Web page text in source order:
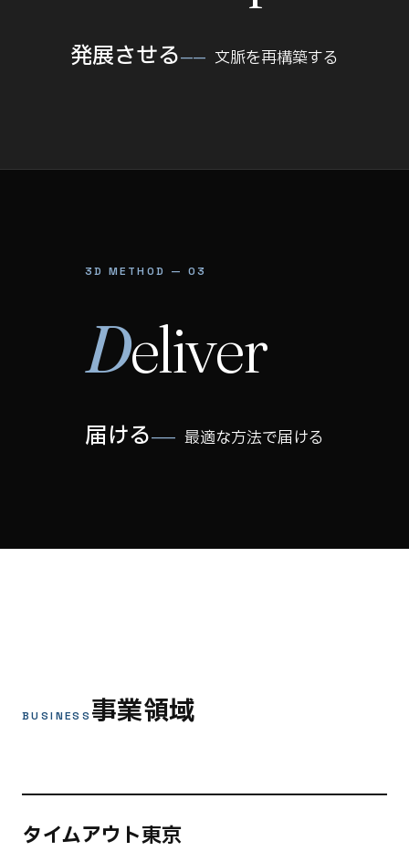
発展させる 文脈を再構築する
3D METHOD — 03
Deliver
届ける 最適な方法で届ける
BUSINESS 事業領域
タイムアウト東京